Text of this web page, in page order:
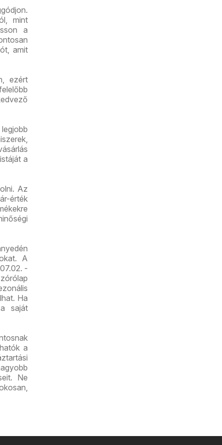
mint
a
amit
ezért
a
Az
érték
A
-
Ha
saját
a
Ne